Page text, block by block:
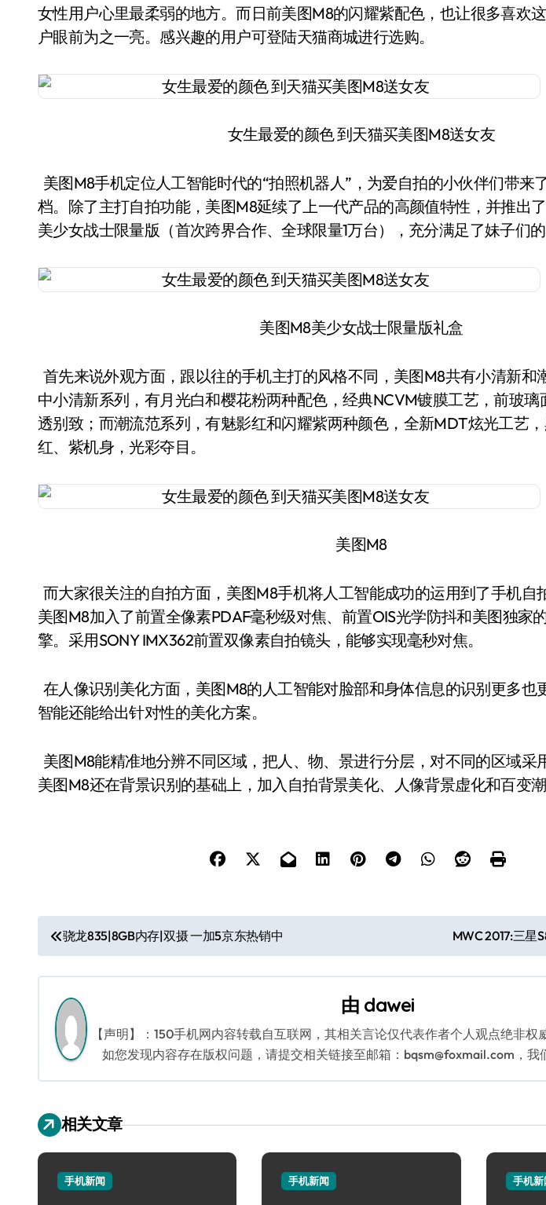
女性用户心里最柔弱的地方。而日前美图M8的闪耀紫配色，也让很多喜欢
户眼前为之一亮。感兴趣的用户可登陆天猫商城进行选购。
女生最爱的颜色 到天猫买美图M8送女友
美图M8手机定位人工智能时代的“拍照机器人”，为爱自拍的小伙伴们带来
档。除了主打自拍功能，美图M8延续了上一代产品的高颜值特性，并推出了
美少女战士限量版（首次跨界合作、全球限量1万台），充分满足了妹子们的
美图M8美少女战士限量版礼盒
首先来说外观方面，跟以往的手机主打的风格不同，美图M8共有小清新和
中小清新系列，有月光白和樱花粉两种配色，经典NCVM镀膜工艺，前玻
透别致；而潮流范系列，有魅影红和闪耀紫两种颜色，全新MDT炫光工艺
红、紫机身，光彩夺目。
美图M8
而大家很关注的自拍方面，美图M8手机将人工智能成功的运用到了手机自
美图M8加入了前置全像素PDAF毫秒级对焦、前置OIS光学防抖和美图独家
擎。采用SONY IMX362前置双像素自拍镜头，能够实现毫秒对焦。
在人像识别美化方面，美图M8的人工智能对脸部和身体信息的识别更多也
智能还能给出针对性的美化方案。
美图M8能精准地分辨不同区域，把人、物、景进行分层，对不同的区域采
美图M8还在背景识别的基础上，加入自拍背景美化、人像背景虚化和百变
文
章
导
航
骁龙835|8GB内存|双摄 一加5京东热销中 MWC 2017:三星
由 dawei
【声明】：150手机网内容转载自互联网，其相关言论仅代表作者个人观点绝非权
如您发现内容存在版权问题，请提交相关链接至邮箱：bqsm@foxmail.com，我
相关文章
手机新闻 手机新闻 手机新